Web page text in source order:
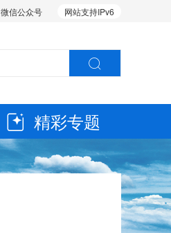
网站支持IPv6
微信公众号
精彩专题